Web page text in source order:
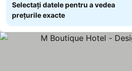
Selectați datele pentru a vedea
prețurile exacte